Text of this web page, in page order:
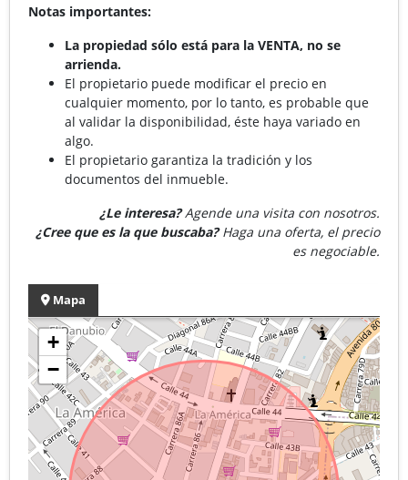
Notas importantes:
La propiedad sólo está para la VENTA, no se
arrienda.
El propietario puede modificar el precio en
cualquier momento, por lo tanto, es probable que
al validar la disponibilidad, éste haya variado en
algo.
El propietario garantiza la tradición y los
documentos del inmueble.
¿Le interesa?Agende una visita con nosotros.
¿Cree que es la que buscaba?Haga una oferta, el precio
es negociable.
Mapa
+
−